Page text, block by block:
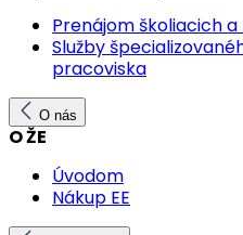
Prenájom školiacich
Služby
pracoviska
O nás
O ŽE
Úvodom
Nákup EE